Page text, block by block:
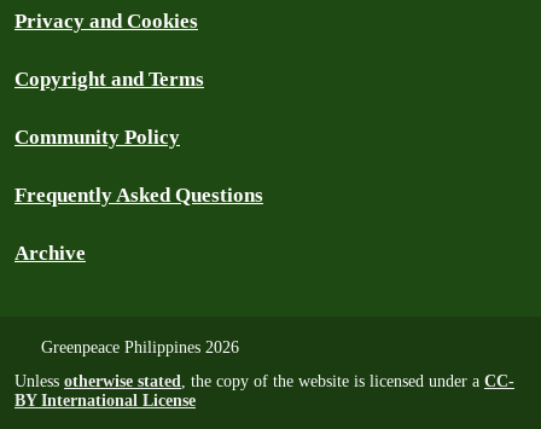
Privacy and Cookies
Copyright and Terms
Community Policy
Frequently Asked Questions
Archive
Greenpeace Philippines 2026
Unless otherwise stated, the copy of the website is licensed under a CC-
BY International License